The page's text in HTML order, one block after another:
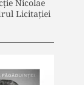
Nicolae
Licitației